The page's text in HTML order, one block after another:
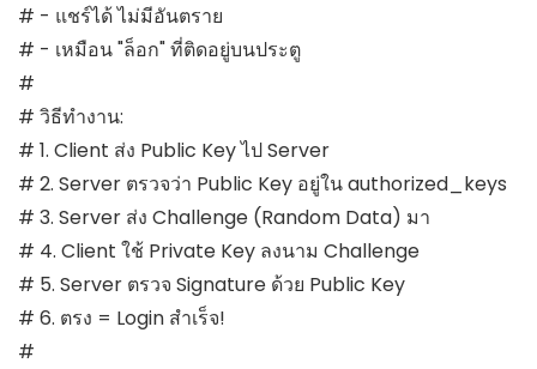
# - แชร์ได้ ไม่มีอันตราย
# - เหมือน "ล็อก" ที่ติดอยู่บนประตู
#
# วิธีทำงาน:
# 1. Client ส่ง Public Key ไป Server
# 2. Server ตรวจว่า Public Key อยู่ใน authorized_keys
# 3. Server ส่ง Challenge (Random Data) มา
# 4. Client ใช้ Private Key ลงนาม Challenge
# 5. Server ตรวจ Signature ด้วย Public Key
# 6. ตรง = Login สำเร็จ!
#